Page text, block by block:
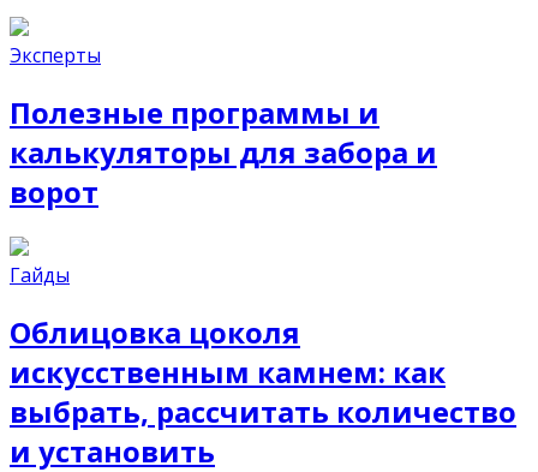
Эксперты
Полезные программы и
калькуляторы для забора и
ворот
Гайды
Облицовка цоколя
искусственным камнем: как
выбрать, рассчитать количество
и установить